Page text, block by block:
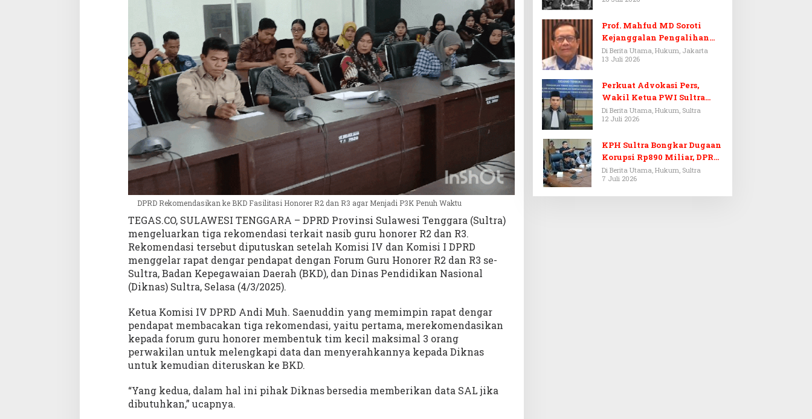
o
n
o
r
e
r
d
a
3
g
a
r
M
e
n
a
d
P
3
K
e
n
DPRD Rekomendasikan ke BKD Fasilitasi Honorer R2 dan R3 agar Menjadi P3K Penuh Waktu
TEGAS.CO, SULAWESI TENGGARA – DPRD Provinsi Sulawesi Tenggara (Sultra)
mengeluarkan tiga rekomendasi terkait nasib guru honorer R2 dan R3.
Rekomendasi tersebut diputuskan setelah Komisi IV dan Komisi I DPRD
menggelar rapat dengar pendapat dengan Forum Guru Honorer R2 dan R3 se-
Sultra, Badan Kepegawaian Daerah (BKD), dan Dinas Pendidikan Nasional
(Diknas) Sultra, Selasa (4/3/2025).
Ketua Komisi IV DPRD Andi Muh. Saenuddin yang memimpin rapat dengar
pendapat membacakan tiga rekomendasi, yaitu pertama, merekomendasikan
kepada forum guru honorer membentuk tim kecil maksimal 3 orang
perwakilan untuk melengkapi data dan menyerahkannya kepada Diknas
untuk kemudian diteruskan ke BKD.
“Yang kedua, dalam hal ini pihak Diknas bersedia memberikan data SAL jika
dibutuhkan,” ucapnya.
Prof. Mahfud MD Soroti
Kejanggalan Pengalihan
Penyelidikan Tersangka
Febrie Adriansyah
Di Berita Utama, Hukum, Jakarta
13 Juli 2026
Perkuat Advokasi Pers,
Wakil Ketua PWI Sultra
Resmi Dilantik Menjadi
Advokat PERADI
Di Berita Utama, Hukum, Sultra
12 Juli 2026
KPH Sultra Bongkar Dugaan
Korupsi Rp890 Miliar, DPRD
Sultra Gelar RDP
Di Berita Utama, Hukum, Sultra
7 Juli 2026